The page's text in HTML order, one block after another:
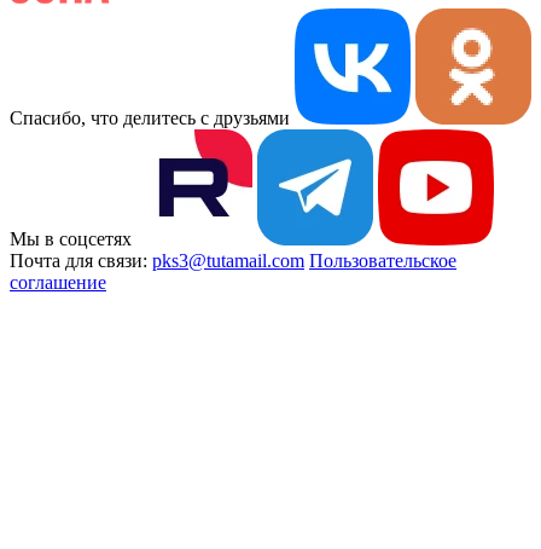
Спасибо, что делитесь с друзьями
Мы в соцсетях
Почта для связи: pks3@tutamail.com Пользовательское
соглашение